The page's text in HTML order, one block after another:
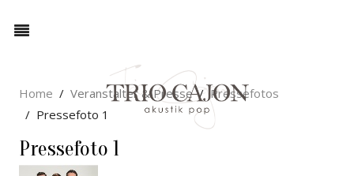
Home Veranstalter & Presse
Pressefotos
Pressefoto 1
Pressefoto 1